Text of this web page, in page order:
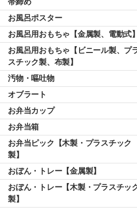
帯締め
お風呂ポスター
お風呂用おもちゃ【金属製、電動式】
お風呂用おもちゃ【ビニール製、プ
スチック製、布製】
汚物・嘔吐物
オブラート
お弁当カップ
お弁当箱
お弁当ピック【木製・プラスチック
製】
おぼん・トレー【金属製】
おぼん・トレー【木製・プラスチッ
製】